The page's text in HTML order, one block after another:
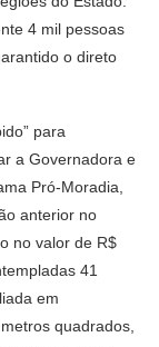
4 mil pessoas
o direto
para
a Governadora e
Pró-Moradia,
anterior no
no valor de R$
41
em
quadrados,